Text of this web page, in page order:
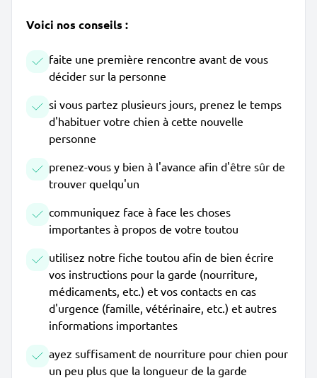
Voici nos conseils :
faite une première rencontre avant de vous
décider sur la personne
si vous partez plusieurs jours, prenez le temps
d'habituer votre chien à cette nouvelle
personne
prenez-vous y bien à l'avance afin d'être sûr de
trouver quelqu'un
communiquez face à face les choses
importantes à propos de votre toutou
utilisez notre fiche toutou afin de bien écrire
vos instructions pour la garde (nourriture,
médicaments, etc.) et vos contacts en cas
d'urgence (famille, vétérinaire, etc.) et autres
informations importantes
ayez suffisament de nourriture pour chien pour
un peu plus que la longueur de la garde